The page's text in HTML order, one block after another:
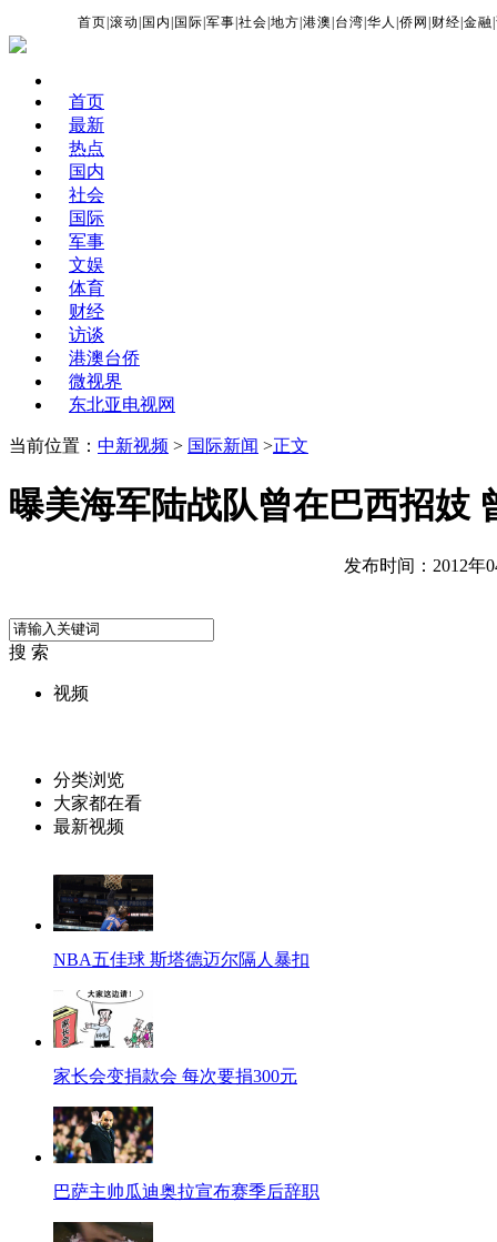
首页 |滚动 国内 国际 |军事 |社会 |地方 |港澳 台湾 |华人 |侨网 财经 |金融 |
首页
最新
热点
国内
社会
国际
军事
文娱
体育
财经
访谈
港澳台侨
微视界
东北亚电视网
当前位置： 中新视频 > 国际新闻 >正文
曝美海军陆战队曾在巴西招妓
发布时间：2012年
搜 索
视频
分类浏览
大家都在看
最新视频
NBA五佳球 斯塔德迈尔隔人暴扣
家长会变捐款会 每次要捐300元
巴萨主帅瓜迪奥拉宣布赛季后辞职